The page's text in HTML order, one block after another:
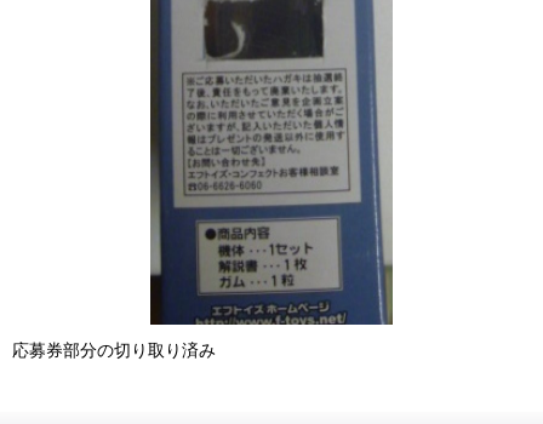
応募券部分の切り取り済み